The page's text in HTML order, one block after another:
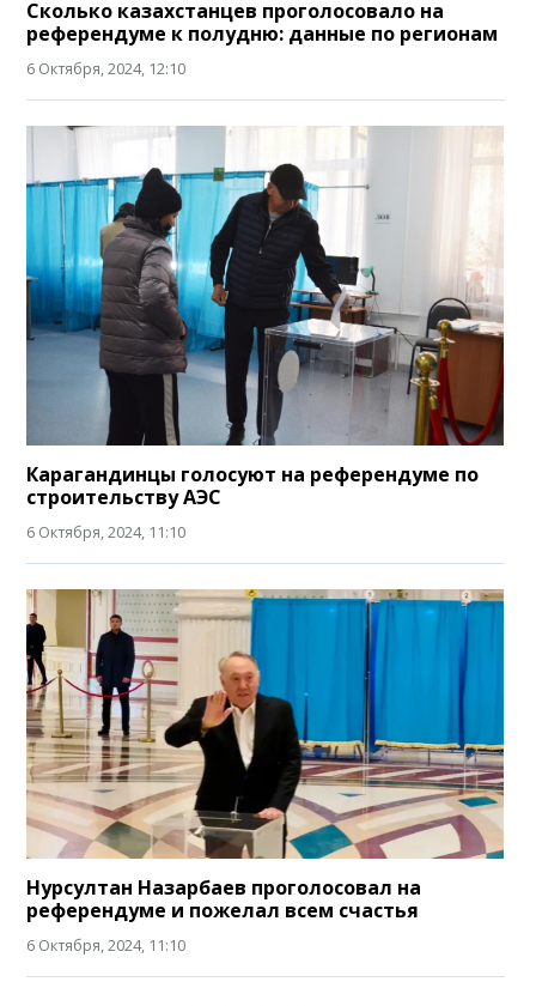
Сколько казахстанцев проголосовало на
референдуме к полудню: данные по регионам
6 Октября, 2024, 12:10
Карагандинцы голосуют на референдуме по
строительству АЭС
6 Октября, 2024, 11:10
Нурсултан Назарбаев проголосовал на
референдуме и пожелал всем счастья
6 Октября, 2024, 11:10